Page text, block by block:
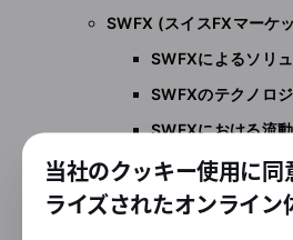
SWFX (スイスFXマーケ
SWFXによるソリ
SWFXのテクノロ
SWFXにおける流
デューカスコピーの透明
マーケットデプス(板情報
当社のクッキー使用に同
ライズされたオンライン